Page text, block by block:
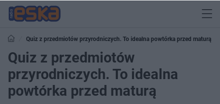
Quiz z przedmiotów przyrodniczych. To idealna powtórka przed maturą
Quiz z przedmiotów
przyrodniczych. To idealna
powtórka przed maturą